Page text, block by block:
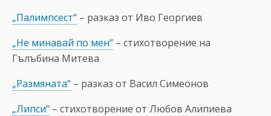
„Палимпсест“ – разказ от Иво Георгиев
„Не минавай по мен“ – стихотворение на
Гълъбина Митева
„Размяната“ – разказ от Васил Симеонов
„Липси“ – стихотворение от Любов Алипиева